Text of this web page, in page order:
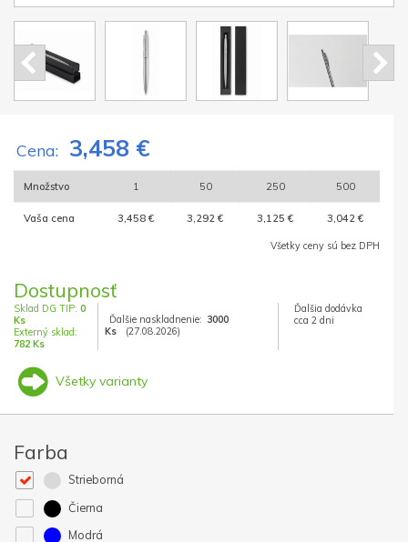
Cena: 3,458 €
Množstvo 1 50 250 500
Vaša cena 3,458 € 3,292 € 3,125 € 3,042 €
Všetky ceny sú bez DPH
Dostupnosť
Sklad DG TIP: 0
Ks
Externý sklad:
782 Ks
Ďalšie naskladnenie: 3000
Ks
(27.08.2026)
Ďalšia dodávka
cca 2 dni
Všetky varianty
Farba
Strieborná
Čierna
Modrá